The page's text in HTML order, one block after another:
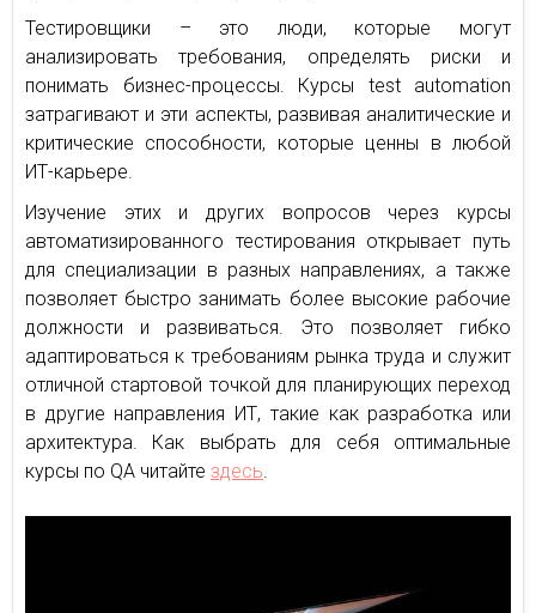
Тестировщики – это люди, которые могут
анализировать требования, определять риски и
понимать бизнес-процессы. Курсы test automation
затрагивают и эти аспекты, развивая аналитические и
критические способности, которые ценны в любой
ИТ-карьере.
Изучение этих и других вопросов через курсы
автоматизированного тестирования открывает путь
для специализации в разных направлениях, а также
позволяет быстро занимать более высокие рабочие
должности и развиваться. Это позволяет гибко
адаптироваться к требованиям рынка труда и служит
отличной стартовой точкой для планирующих переход
в другие направления ИТ, такие как разработка или
архитектура. Как выбрать для себя оптимальные
курсы по QA читайте здесь